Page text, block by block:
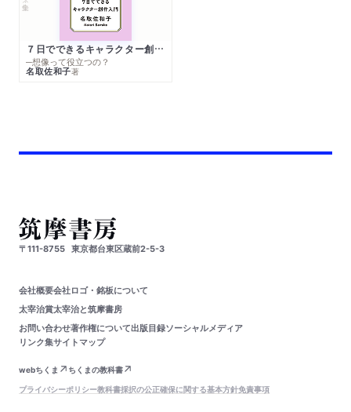
７日でできるキャラクター創作入門
─想像って役立つの？
名取佐和子著
〒111-8755 東京都台東区蔵前2-5-3
会社概要会社ロゴ・銘板について
太宰治賞太宰治と筑摩書房
お問い合わせ著作権について出版目録ソーシャルメディア
リンク集サイトマップ
webちくま
ちくまの教科書
プライバシーポリシー教科書採択の公正確保に関する基本方針免責事項